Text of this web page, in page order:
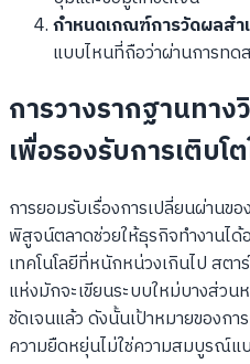
กำหนดเกณฑ์การวัดผลสำ
แบบไหนที่ถือว่าผ่านการทด
การวางรากฐานทา
เพื่อรองรับการเติบโ
การยอมรับเรื่องการเปลี่ยนผ่าน
พิสูจน์ตลาดช่วยให้ธุรกิจทำงานได้
เทคโนโลยีที่หนักหน่วงเกินไป สต
แห่งมักจะเขียนระบบใหม่บางส่ว
ชัดเจนแล้ว ดังนั้นเป้าหมายของกา
ความยืดหยุ่นไม่ใช่ความสมบูรณ์แ